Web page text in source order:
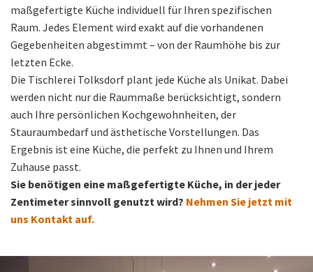
maßgefertigte Küche individuell für Ihren spezifischen
Raum. Jedes Element wird exakt auf die vorhandenen
Gegebenheiten abgestimmt – von der Raumhöhe bis zur
letzten Ecke.
Die Tischlerei Tolksdorf plant jede Küche als Unikat. Dabei
werden nicht nur die Raummaße berücksichtigt, sondern
auch Ihre persönlichen Kochgewohnheiten, der
Stauraumbedarf und ästhetische Vorstellungen. Das
Ergebnis ist eine Küche, die perfekt zu Ihnen und Ihrem
Zuhause passt.
Sie benötigen eine maßgefertigte Küche, in der jeder
Zentimeter sinnvoll genutzt wird? Nehmen Sie jetzt mit
uns Kontakt auf.